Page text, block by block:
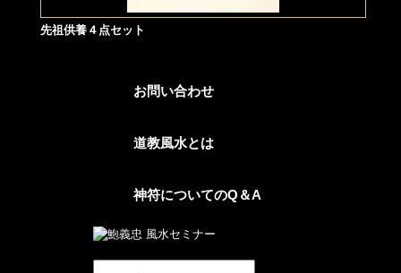
先祖供養４点セット
お問い合わせ
道教風水とは
神符についてのQ＆A